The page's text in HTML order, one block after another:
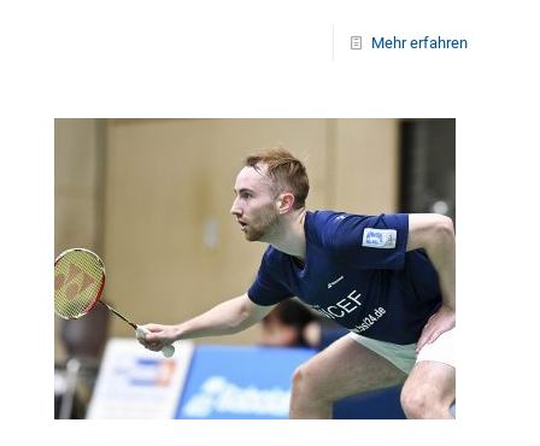
Mehr erfahren